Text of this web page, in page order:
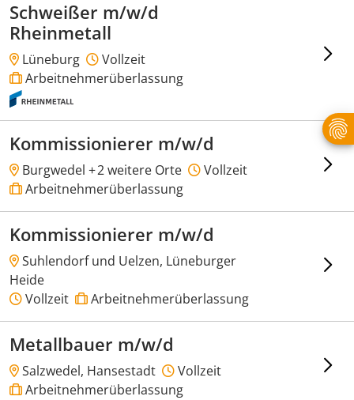
Schweißer m/w/d
Rheinmetall
Lüneburg
Vollzeit
Arbeitnehmerüberlassung
Kommissionierer m/w/d
Burgwedel +2 weitere Orte
Vollzeit
Arbeitnehmerüberlassung
Kommissionierer m/w/d
Suhlendorf und Uelzen, Lüneburger
Heide
Vollzeit
Arbeitnehmerüberlassung
Metallbauer m/w/d
Salzwedel, Hansestadt
Vollzeit
Arbeitnehmerüberlassung